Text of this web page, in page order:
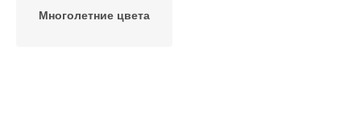
Многолетние цвета